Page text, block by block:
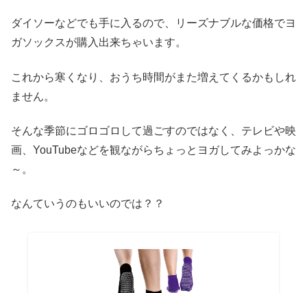
ダイソーなどでも手に入るので、リーズナブルな価格でヨ
ガソックスが購入出来ちゃいます。
これから寒くなり、おうち時間がまた増えてくるかもしれ
ません。
そんな季節にゴロゴロして過ごすのではなく、テレビや映
画、YouTubeなどを観ながらちょっとヨガしてみよっかな
～。
なんていうのもいいのでは？？